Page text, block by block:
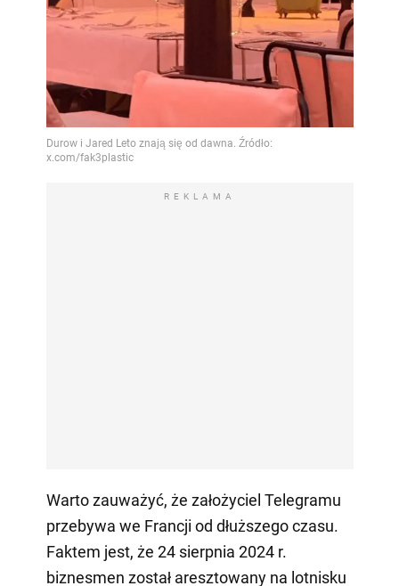
REKLAMA
Warto zauważyć, że założyciel Telegramu
przebywa we Francji od dłuższego czasu.
Faktem jest, że 24 sierpnia 2024 r.
biznesmen został aresztowany na lotnisku